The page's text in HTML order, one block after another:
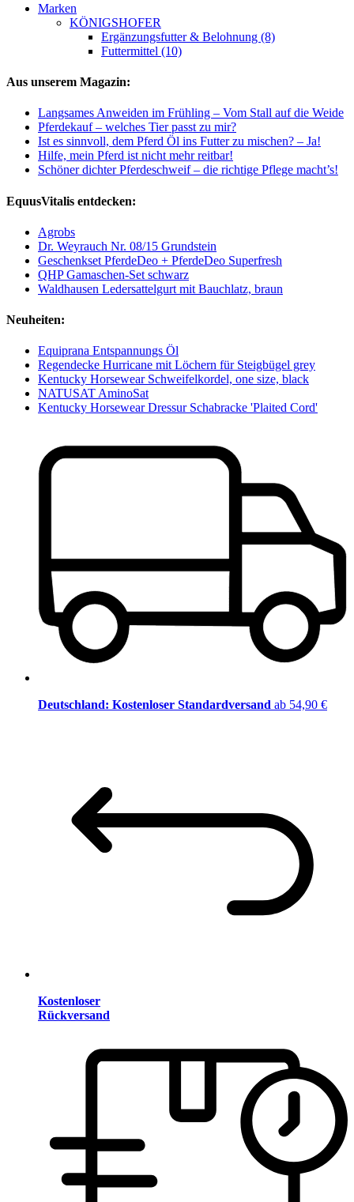
Marken
KÖNIGSHOFER
Ergänzungsfutter & Belohnung (8)
Futtermittel (10)
Aus unserem Magazin:
Langsames Anweiden im Frühling – Vom Stall auf die Weide
Pferdekauf – welches Tier passt zu mir?
Ist es sinnvoll, dem Pferd Öl ins Futter zu mischen? – Ja!
Hilfe, mein Pferd ist nicht mehr reitbar!
Schöner dichter Pferdeschweif – die richtige Pflege macht’s!
EquusVitalis entdecken:
Agrobs
Dr. Weyrauch Nr. 08/15 Grundstein
Geschenkset PferdeDeo + PferdeDeo Superfresh
QHP Gamaschen-Set schwarz
Waldhausen Ledersattelgurt mit Bauchlatz, braun
Neuheiten:
Equiprana Entspannungs Öl
Regendecke Hurricane mit Löchern für Steigbügel grey
Kentucky Horsewear Schweifelkordel, one size, black
NATUSAT AminoSat
Kentucky Horsewear Dressur Schabracke 'Plaited Cord'
Deutschland: Kostenloser Standardversand ab 54,90 €
Kostenloser
Rückversand